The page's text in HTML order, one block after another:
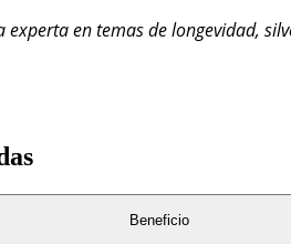
en temas de longevidad,
Beneficio